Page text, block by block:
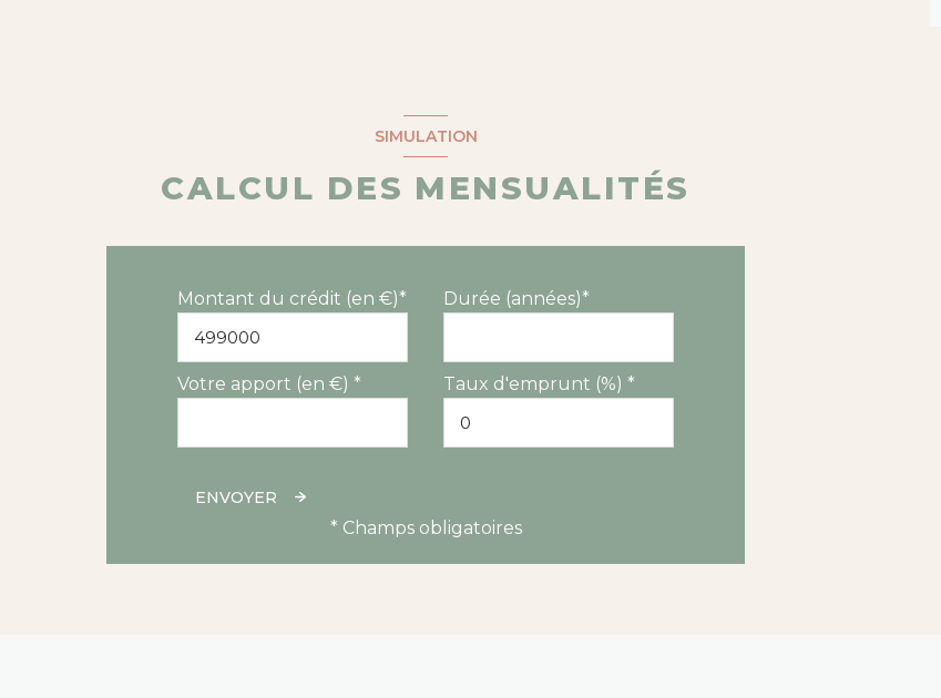
SIMULATION
CALCUL DES MENSUALITÉS
Montant du crédit (en €)* Durée (années)*
Votre apport (en €) * Taux d'emprunt (%) *
ENVOYER
* Champs obligatoires